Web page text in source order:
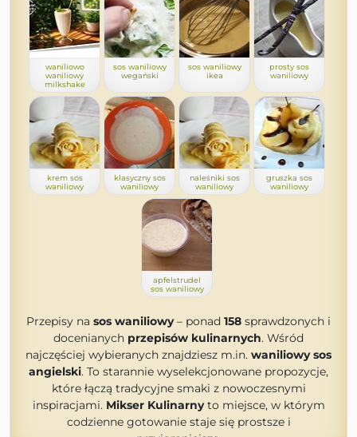
waniliowo
waniliowy
milkshake
sos waniliowy
wegański
sos waniliowy
ikea
prosty sos
waniliowy
krem sos
waniliowy
klasyczny sos
waniliowy
naleśniki sos
waniliowy
gruszka sos
waniliowy
apfelstrudel
sos waniliowy
Przepisy na sos waniliowy– ponad 158 sprawdzonych i
docenianych przepisów kulinarnych. Wśród
najczęściej wybieranych znajdziesz m.in. waniliowy sos
angielski. To starannie wyselekcjonowane propozycje,
które łączą tradycyjne smaki z nowoczesnymi
inspiracjami. Mikser Kulinarnyto miejsce, w którym
codzienne gotowanie staje się prostsze i